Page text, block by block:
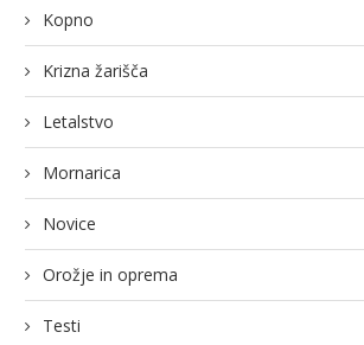
Kopno
Krizna žarišča
Letalstvo
Mornarica
Novice
Orožje in oprema
Testi